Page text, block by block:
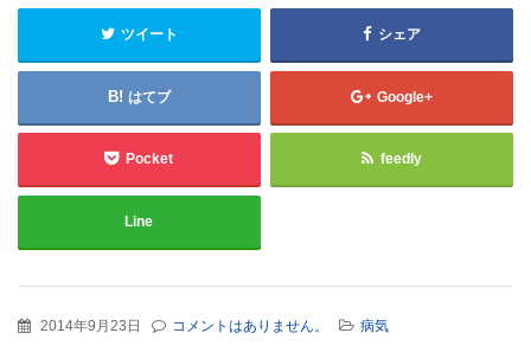
ツイート シェア
はてブ Google+
Pocket feedly
Line
2014年9月23日 コメントはありません。 病気